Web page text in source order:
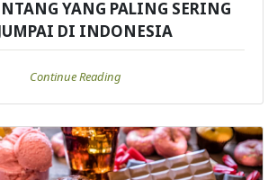
YANG PALING SERING
DI INDONESIA
Continue Reading